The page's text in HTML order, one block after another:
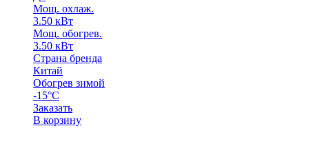
Мощ. охлаж.
3.50 кВт
Мощ. обогрев.
3.50 кВт
Страна бренда
Китай
Обогрев зимой
-15°С
Заказать
В корзину